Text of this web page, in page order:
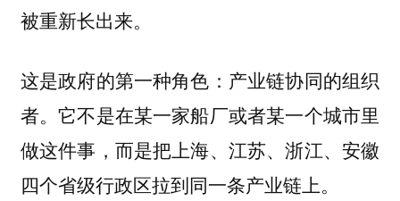
被重新长出来。
这是政府的第一种角色：产业链协同的组织
者。它不是在某一家船厂或者某一个城市里
做这件事，而是把上海、江苏、浙江、安徽
四个省级行政区拉到同一条产业链上。